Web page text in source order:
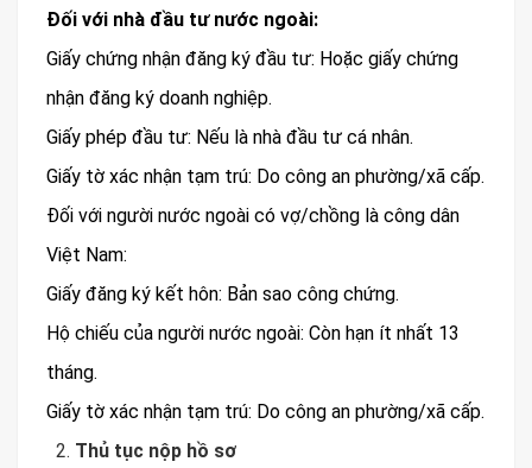
Đối với nhà đầu tư nước ngoài:
Giấy chứng nhận đăng ký đầu tư: Hoặc giấy chứng
nhận đăng ký doanh nghiệp.
Giấy phép đầu tư: Nếu là nhà đầu tư cá nhân.
Giấy tờ xác nhận tạm trú: Do công an phường/xã cấp.
Đối với người nước ngoài có vợ/chồng là công dân
Việt Nam:
Giấy đăng ký kết hôn: Bản sao công chứng.
Hộ chiếu của người nước ngoài: Còn hạn ít nhất 13
tháng.
Giấy tờ xác nhận tạm trú: Do công an phường/xã cấp.
Thủ tục nộp hồ sơ